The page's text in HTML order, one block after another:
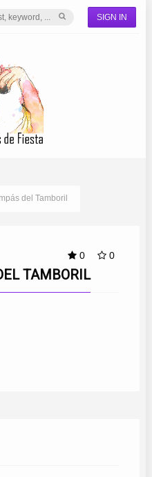
SIGN IN
del Tamboril
0 0
TAMBORIL